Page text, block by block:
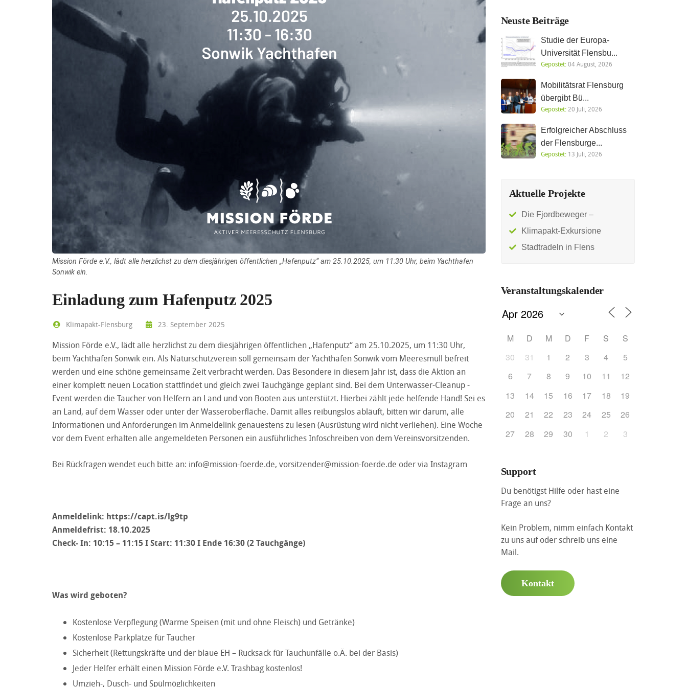
Mission Förde e.V., lädt alle herzlichst zu dem diesjährigen öffentlichen „Hafenputz“ am 25.10.2025, um 11:30 Uhr, beim Yachthafen
Sonwik ein.
Einladung zum Hafenputz 2025
Klimapakt-Flensburg 23. September 2025
Mission Förde e.V., lädt alle herzlichst zu dem diesjährigen öffentlichen „Hafenputz“ am 25.10.2025, um 11:30 Uhr,
beim Yachthafen Sonwik ein. Als Naturschutzverein soll gemeinsam der Yachthafen Sonwik vom Meeresmüll befreit
werden und eine schöne gemeinsame Zeit verbracht werden. Das Besondere in diesem Jahr ist, dass die Aktion an
einer komplett neuen Location stattfindet und gleich zwei Tauchgänge geplant sind. Bei dem Unterwasser-Cleanup -
Event werden die Taucher von Helfern an Land und von Booten aus unterstützt. Hierbei zählt jede helfende Hand! Sei es
an Land, auf dem Wasser oder unter der Wasseroberfläche. Damit alles reibungslos abläuft, bitten wir darum, alle
Informationen und Anforderungen im Anmeldelink genauestens zu lesen (Ausrüstung wird nicht verliehen). Eine Woche
vor dem Event erhalten alle angemeldeten Personen ein ausführliches Infoschreiben von dem Vereinsvorsitzenden.
Bei Rückfragen wendet euch bitte an: info@mission-foerde.de, vorsitzender@mission-foerde.de oder via Instagram
Anmeldelink: https://capt.is/lg9tp
Anmeldefrist: 18.10.2025
Check- In: 10:15 – 11:15 I Start: 11:30 I Ende 16:30 (2 Tauchgänge)
Was wird geboten?
Kostenlose Verpflegung (Warme Speisen (mit und ohne Fleisch) und Getränke)
Kostenlose Parkplätze für Taucher
Sicherheit (Rettungskräfte und der blaue EH – Rucksack für Tauchunfälle o.Ä. bei der Basis)
Jeder Helfer erhält einen Mission Förde e.V. Trashbag kostenlos!
Umzieh-, Dusch- und Spülmöglichkeiten
Neuste Beiträge
Studie der Europa-
Universität Flensbu...
Gepostet:04 August, 2026
Mobilitätsrat Flensburg
übergibt Bü...
Gepostet:20 Juli, 2026
Erfolgreicher Abschluss
der Flensburge...
Gepostet:13 Juli, 2026
Aktuelle Projekte
Die Fjordbeweger –
Klimapakt-Exkursione
Stadtradeln in Flens
Veranstaltungskalender
M D M D F S
S
30
31 1 2 3 4
5
6
7 8 9 10 11
12
13
14 15 16 17 18
19
20
21 22 23 24 25
26
27
28 29 30 1 2 3
Support
Du benötigst Hilfe oder hast eine
Frage an uns?
Kein Problem, nimm einfach Kontakt
zu uns auf oder schreib uns eine
Mail.
Kontakt